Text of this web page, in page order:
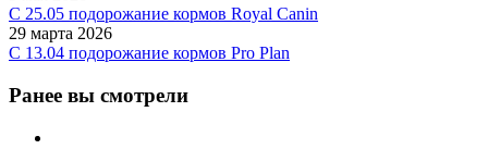
C 25.05 подорожание кормов Royal Canin
29 марта 2026
С 13.04 подорожание кормов Pro Plan
Ранее вы смотрели